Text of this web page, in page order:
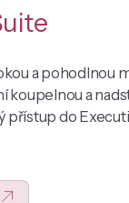
a pohodlnou
koupelnou a
přístup do